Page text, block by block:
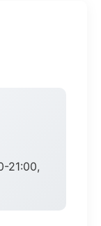
21:00,